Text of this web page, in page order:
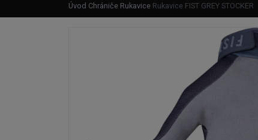
Úvod Chrániče Rukavice Rukavice FIST GREY STOCKER